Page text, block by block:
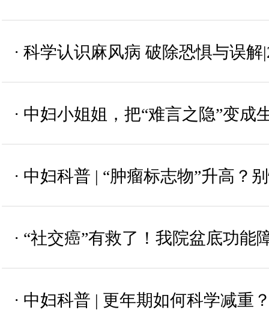
· 科学认识麻风病 破除恐惧与误
· 中妇小姐姐，把“难言之隐”变成
· 中妇科普 | “肿瘤标志物”升高？
· “社交癌”有救了！我院盆底功能
· 中妇科普 | 更年期如何科学减重